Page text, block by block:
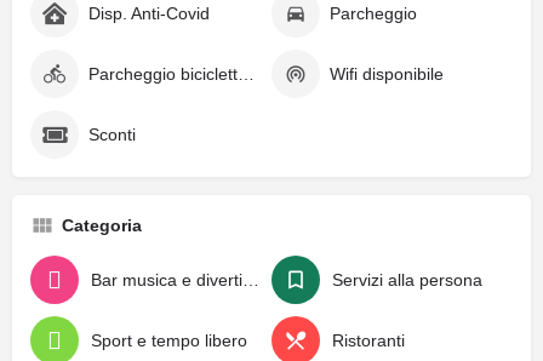
Disp. Anti-Covid Parcheggio
Parcheggio biciclette e monopattini Wifi disponibile
Sconti
Categoria
Bar musica e divertimento Servizi alla persona
Sport e tempo libero Ristoranti